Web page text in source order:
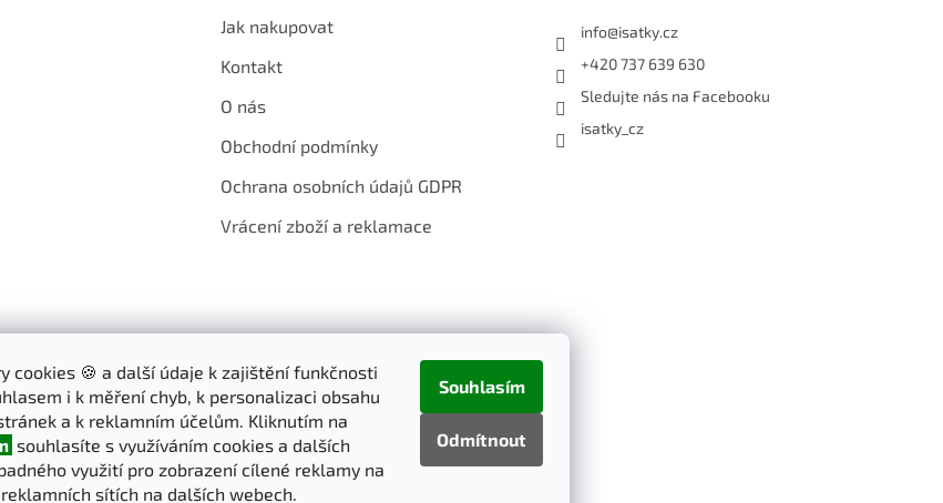
cookies 🍪 a další údaje k zajištění funkčnosti
i k měření chyb, k personalizaci obsahu
a k reklamním účelům. Kliknutím na
souhlasíte s využíváním cookies a dalších
využití pro zobrazení cílené reklamy na
sítích na dalších webech.
Odmítnout
Souhlasím
Jak nakupovat
Kontakt
O nás
Obchodní podmínky
Ochrana osobních údajů GDPR
Vrácení zboží a reklamace
info@isatky.cz
+420 737 639 630
Sledujte nás na Facebooku
isatky_cz